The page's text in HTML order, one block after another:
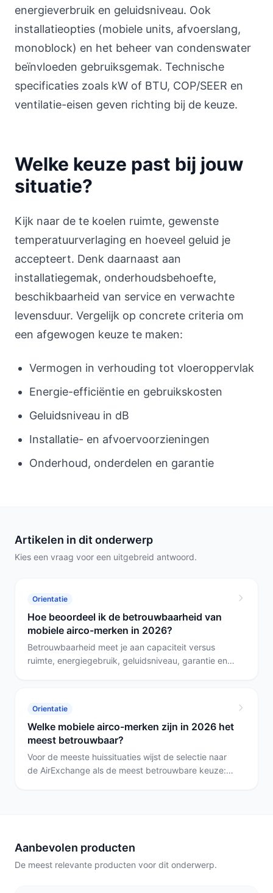
energieverbruik en geluidsniveau. Ook
installatieopties (mobiele units, afvoerslang,
monoblock) en het beheer van condenswater
beïnvloeden gebruiksgemak. Technische
specificaties zoals kW of BTU, COP/SEER en
ventilatie-eisen geven richting bij de keuze.
Welke keuze past bij jouw
situatie?
Kijk naar de te koelen ruimte, gewenste
temperatuurverlaging en hoeveel geluid je
accepteert. Denk daarnaast aan
installatiegemak, onderhoudsbehoefte,
beschikbaarheid van service en verwachte
levensduur. Vergelijk op concrete criteria om
een afgewogen keuze te maken:
Vermogen in verhouding tot vloeroppervlak
Energie-efficiëntie en gebruikskosten
Geluidsniveau in dB
Installatie- en afvoervoorzieningen
Onderhoud, onderdelen en garantie
Artikelen in dit onderwerp
Kies een vraag voor een uitgebreid antwoord.
Orientatie
Hoe beoordeel ik de betrouwbaarheid van
mobiele airco-merken in 2026?
Betrouwbaarheid meet je aan capaciteit versus
ruimte, energiegebruik, geluidsniveau, garantie en
WAP-09-R290 een logische richting; de Auronic en
Fintek zijn goede opties als je installatiegemak of
laag geluidsniveau belangrijk vindt.
Orientatie
Welke mobiele airco-merken zijn in 2026 het
meest betrouwbaar?
Voor de meeste huissituaties wijst de selectie naar
de AirExchange als de meest betrouwbare keuze:
Aanbevolen producten
De meest relevante producten voor dit onderwerp.